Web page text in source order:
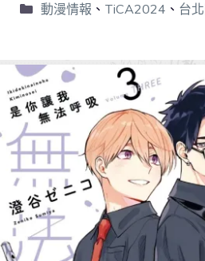
動漫情報 、 TiCA2024 、 台